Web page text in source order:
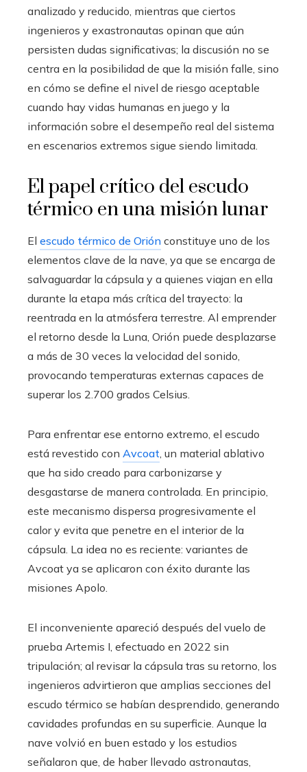
analizado y reducido, mientras que ciertos
ingenieros y exastronautas opinan que aún
persisten dudas significativas; la discusión no se
centra en la posibilidad de que la misión falle, sino
en cómo se define el nivel de riesgo aceptable
cuando hay vidas humanas en juego y la
información sobre el desempeño real del sistema
en escenarios extremos sigue siendo limitada.
El papel crítico del escudo
térmico en una misión lunar
El escudo térmico de Orión constituye uno de los
elementos clave de la nave, ya que se encarga de
salvaguardar la cápsula y a quienes viajan en ella
durante la etapa más crítica del trayecto: la
reentrada en la atmósfera terrestre. Al emprender
el retorno desde la Luna, Orión puede desplazarse
a más de 30 veces la velocidad del sonido,
provocando temperaturas externas capaces de
superar los 2.700 grados Celsius.
Para enfrentar ese entorno extremo, el escudo
está revestido con Avcoat, un material ablativo
que ha sido creado para carbonizarse y
desgastarse de manera controlada. En principio,
este mecanismo dispersa progresivamente el
calor y evita que penetre en el interior de la
cápsula. La idea no es reciente: variantes de
Avcoat ya se aplicaron con éxito durante las
misiones Apolo.
El inconveniente apareció después del vuelo de
prueba Artemis I, efectuado en 2022 sin
tripulación; al revisar la cápsula tras su retorno, los
ingenieros advirtieron que amplias secciones del
escudo térmico se habían desprendido, generando
cavidades profundas en su superficie. Aunque la
nave volvió en buen estado y los estudios
señalaron que, de haber llevado astronautas,